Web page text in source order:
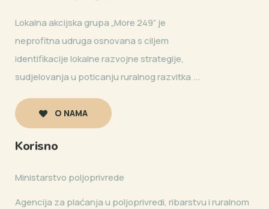
Lokalna akcijska grupa „More 249” je
neprofitna udruga osnovana s ciljem
identifikacije lokalne razvojne strategije,
sudjelovanja u poticanju ruralnog razvitka ...
O NAMA
Korisno
Ministarstvo poljoprivrede
Agencija za plaćanja u poljoprivredi, ribarstvu i ruralnom